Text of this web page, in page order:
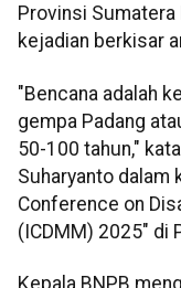
Provinsi
kejadian berkisar
"Bencana adalah
gempa Padang
50-100 tahun,"
Suharyanto dalam
Conference on
(ICDMM) 2025" di